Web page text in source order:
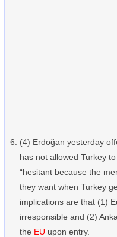
(4) Erdoğan yesterday
has not allowed Turkey
“hesitant because the
they want when Turkey
implications are that (1)
irresponsible and (2)
the EU upon entry.